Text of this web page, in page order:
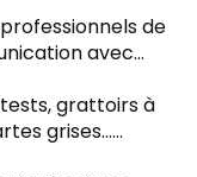
de
avec
grattoirs à
grises…